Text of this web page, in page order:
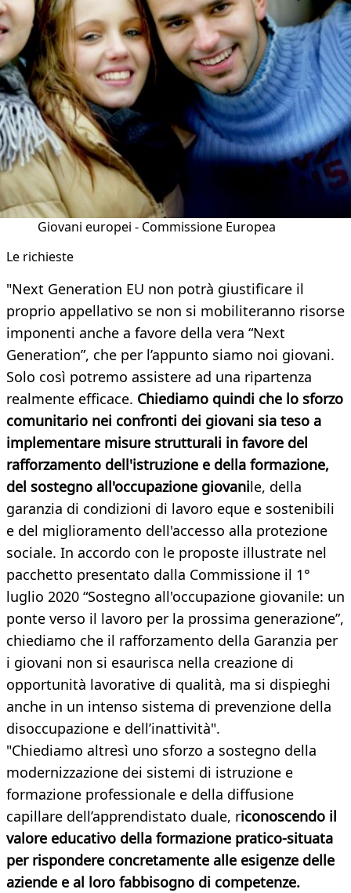
Giovani europei - Commissione Europea
Le richieste
"Next Generation EU non potrà giustificare il
proprio appellativo se non si mobiliteranno risorse
imponenti anche a favore della vera “Next
Generation”, che per l’appunto siamo noi giovani.
Solo così potremo assistere ad una ripartenza
realmente efficace. Chiediamo quindi che lo sforzo
comunitario nei confronti dei giovani sia teso a
implementare misure strutturali in favore del
rafforzamento dell'istruzione e della formazione,
del sostegno all'occupazione giovanile, della
garanzia di condizioni di lavoro eque e sostenibili
e del miglioramento dell'accesso alla protezione
sociale. In accordo con le proposte illustrate nel
pacchetto presentato dalla Commissione il 1°
luglio 2020 “Sostegno all'occupazione giovanile: un
ponte verso il lavoro per la prossima generazione”,
chiediamo che il rafforzamento della Garanzia per
i giovani non si esaurisca nella creazione di
opportunità lavorative di qualità, ma si dispieghi
anche in un intenso sistema di prevenzione della
disoccupazione e dell’inattività".
"Chiediamo altresì uno sforzo a sostegno della
modernizzazione dei sistemi di istruzione e
formazione professionale e della diffusione
capillare dell’apprendistato duale, riconoscendo il
valore educativo della formazione pratico-situata
per rispondere concretamente alle esigenze delle
aziende e al loro fabbisogno di competenze.